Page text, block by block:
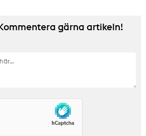
gärna artikeln!